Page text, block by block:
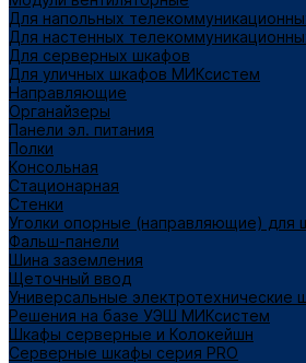
Для напольных
Для настенных
Для серверных шкафов
Для уличных шкафов МИКсистем
Направляющие
Органайзеры
Панели эл. питания
Полки
Консольная
Стационарная
Стенки
Уголки опорные (направляющие) для
Фальш-панели
Шина заземления
Щеточный ввод
Универсальные электротехнические
Решения на базе УЭШ МИКсистем
Шкафы серверные и Колокейшн
Серверные шкафы серия PRO